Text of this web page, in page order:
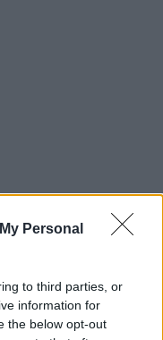
Personal
to third parties, or
information for
the below opt-out